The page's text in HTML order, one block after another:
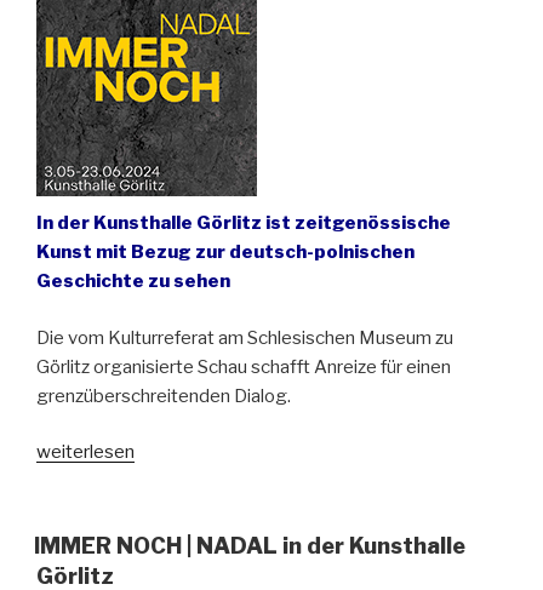
IMMER
NOCH
|
NADAL“
In der Kunsthalle Görlitz ist zeitgenössische
Kunst mit Bezug zur deutsch-polnischen
Geschichte zu sehen
Die vom Kulturreferat am Schlesischen Museum zu
Görlitz organisierte Schau schafft Anreize für einen
grenzüberschreitenden Dialog.
„Ausstellung
|
NADAL
weiterlesen
IMMER NOCH | NADAL in der Kunsthalle
Görlitz